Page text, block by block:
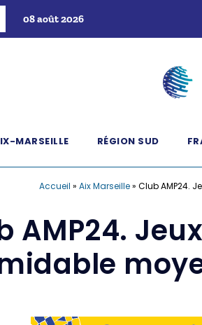
08 août 2026
MARSEILLE RÉGION SUD
Accueil » Aix Marseille» Club AMP24.
AMP24.